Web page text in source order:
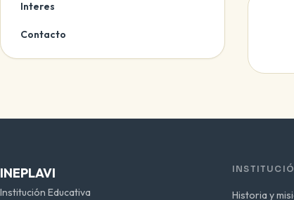
Interes
Contacto
INEPLAVI
Institución Educativa
Historia y